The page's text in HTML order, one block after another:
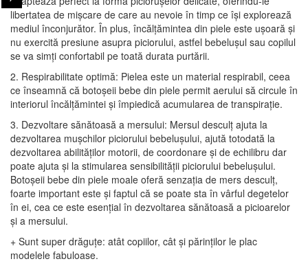
libertatea de mișcare de care au nevoie în timp ce își explorează
mediul înconjurător. În plus, încălțămintea din piele este ușoară și
nu exercită presiune asupra piciorului, astfel bebelușul sau copilul
se va simți confortabil pe toată durata purtării.
2. Respirabilitate optimă: Pielea este un material respirabil, ceea
ce înseamnă că botoșeii bebe din piele permit aerului să circule în
interiorul încălțămintei și împiedică acumularea de transpirație.
3. Dezvoltare sănătoasă a mersului: Mersul desculț ajuta la
dezvoltarea mușchilor piciorului bebelușului, ajută totodată la
dezvoltarea abilităților motorii, de coordonare și de echilibru dar
poate ajuta și la stimularea sensibilității piciorului bebelușului.
Botoșeii bebe din piele moale oferă senzația de mers desculț,
foarte important este și faptul că se poate sta în vârful degetelor
în ei, cea ce este esențial în dezvoltarea sănătoasă a picioarelor
și a mersului.
+ Sunt super drăguțe: atât copiilor, cât și părinților le plac
modelele fabuloase.